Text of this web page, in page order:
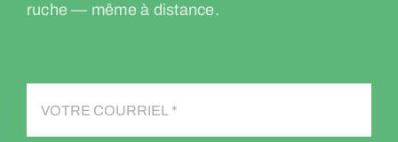
ruche — même à distance.